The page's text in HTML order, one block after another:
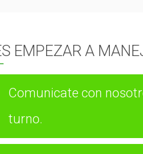
EMPEZAR A
Comunicate con
turno.